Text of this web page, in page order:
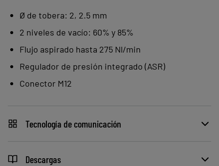
Ø de tobera: 2, 2.5 mm
2 niveles de vacío: 60% y 85%
Flujo aspirado hasta 275 Nl/min
Regulador de presión integrado (ASR)
Conector M12
Tecnología de comunicación
Descargas